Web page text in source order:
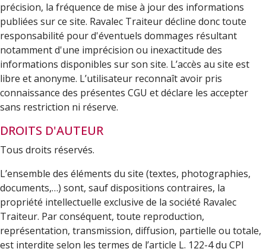
précision, la fréquence de mise à jour des informations
publiées sur ce site. Ravalec Traiteur décline donc toute
responsabilité pour d'éventuels dommages résultant
notamment d'une imprécision ou inexactitude des
informations disponibles sur son site. L’accès au site est
libre et anonyme. L’utilisateur reconnaît avoir pris
connaissance des présentes CGU et déclare les accepter
sans restriction ni réserve.
DROITS D'AUTEUR
Tous droits réservés.
L’ensemble des éléments du site (textes, photographies,
documents,…) sont, sauf dispositions contraires, la
propriété intellectuelle exclusive de la société Ravalec
Traiteur. Par conséquent, toute reproduction,
représentation, transmission, diffusion, partielle ou totale,
est interdite selon les termes de l’article L. 122-4 du CPI